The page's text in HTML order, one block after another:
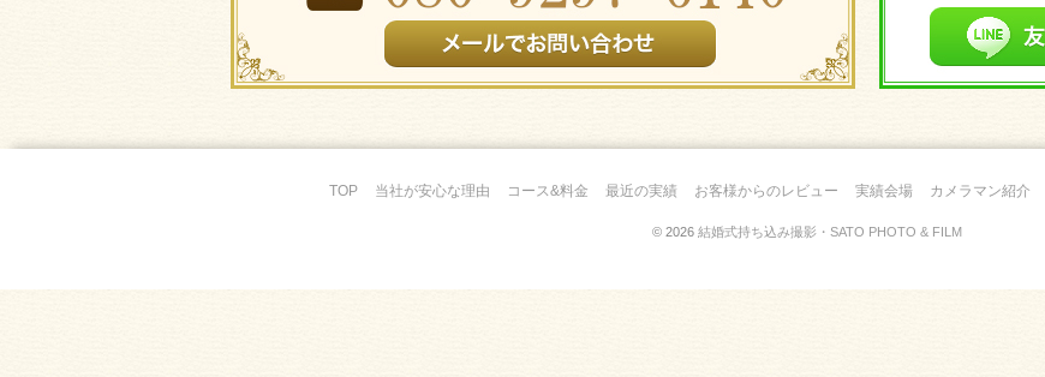
TOP 当社が安心な理由 コース&料金 最近の実績 お客様からのレビュー 実績会場 カメラマン紹介
© 2026 結婚式持ち込み撮影・SATO PHOTO & FILM